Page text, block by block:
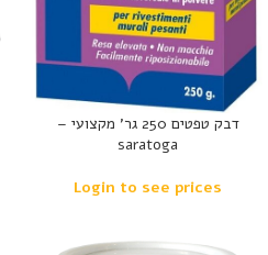
דבק טפטים 250 גר’ מקצועי –
saratoga
Login to see prices